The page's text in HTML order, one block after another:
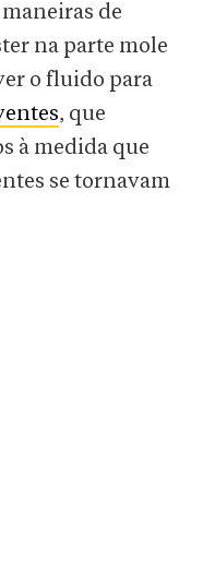
de
na parte mole
o fluido para
, que
à medida que
se tornavam